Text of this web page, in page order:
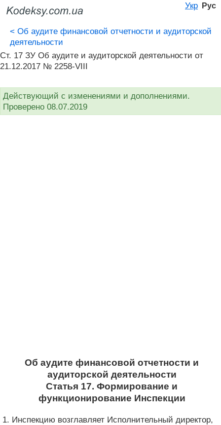
Укр Рус
< Об аудите финансовой отчетности и аудиторской
деятельности
Ст. 17 ЗУ Об аудите и аудиторской деятельности от
21.12.2017 № 2258-VIII
Действующий с изменениями и дополнениями.
Проверено 08.07.2019
Об аудите финансовой отчетности и
аудиторской деятельности
Статья 17. Формирование и
функционирование Инспекции
1. Инспекцию возглавляет Исполнительный директор,